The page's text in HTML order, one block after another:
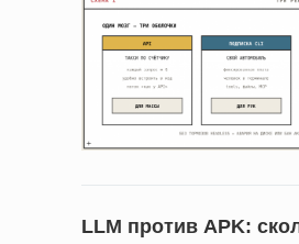
LLM против APK: